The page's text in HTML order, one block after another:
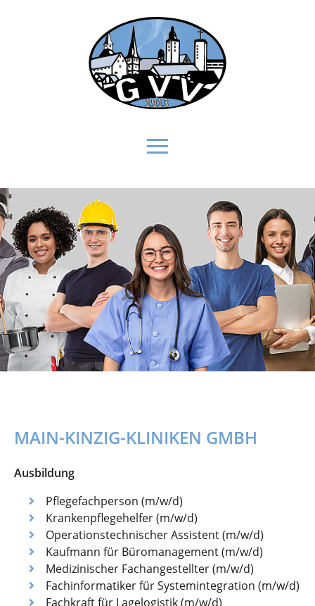
MAIN-KINZIG-KLINIKEN GMBH
Ausbildung
Pflegefachperson (m/w/d)
Krankenpflegehelfer (m/w/d)
Operationstechnischer Assistent (m/w/d)
Kaufmann für Büromanagement (m/w/d)
Medizinischer Fachangestellter (m/w/d)
Fachinformatiker für Systemintegration (m/w/d)
Fachkraft für Lagelogistik (m/w/d)